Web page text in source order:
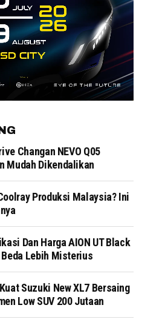
Changan NEVO Q05
Mudah Dikendalikan
Produksi Malaysia? Ini
Dan Harga AION UT Black
Lebih Misterius
Suzuki New XL7 Bersaing
Low SUV 200 Jutaan